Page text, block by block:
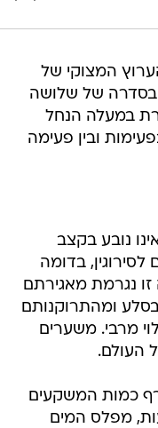
המצוקי של
בסדרה של שלושה
פרת במעלה הנחל
ובין פעימה
נובע בקצב
בדומה
נגרמת מאגירתם
ומהתרוקנותם
מרבי. משערים
העולם.
כמות המשקעים
מפלס המים